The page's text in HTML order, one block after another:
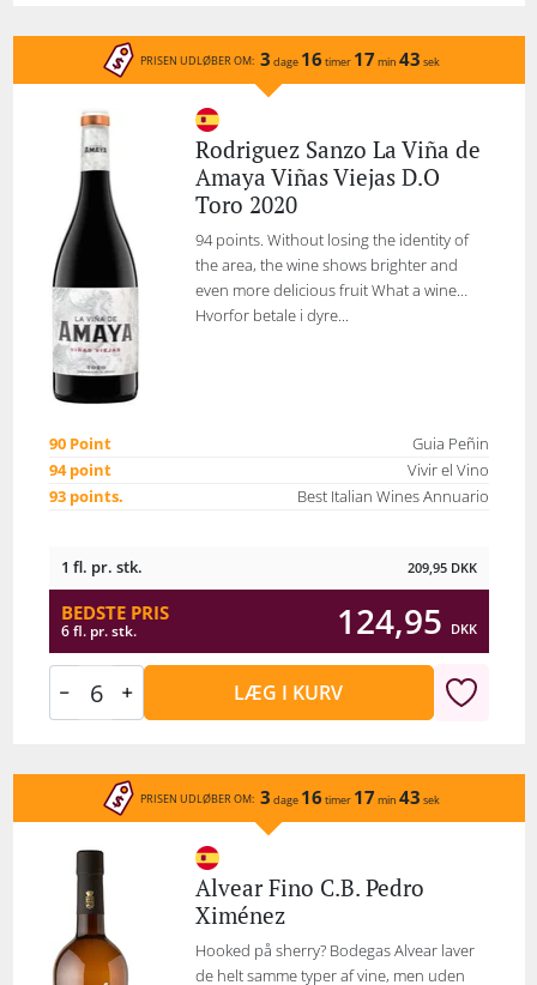
PRISEN UDLØBER OM: 3 dage 16 timer 17 min 43 sek
Rodriguez Sanzo La Viña de
Amaya Viñas Viejas D.O
Toro 2020
94 points. Without losing the identity of
the area, the wine shows brighter and
even more delicious fruit What a wine…
Hvorfor betale i dyre...
90 Point
Guia Peñin
94 point
Vivir el Vino
93 points.
Best Italian Wines Annuario
1 fl. pr. stk. 209,95 DKK
BEDSTE PRIS
6 fl. pr. stk. 124,95 DKK
LÆG I KURV
PRISEN UDLØBER OM: 3 dage 16 timer 17 min 43 sek
Alvear Fino C.B. Pedro
Ximénez
Hooked på sherry? Bodegas Alvear laver
de helt samme typer af vine, men uden